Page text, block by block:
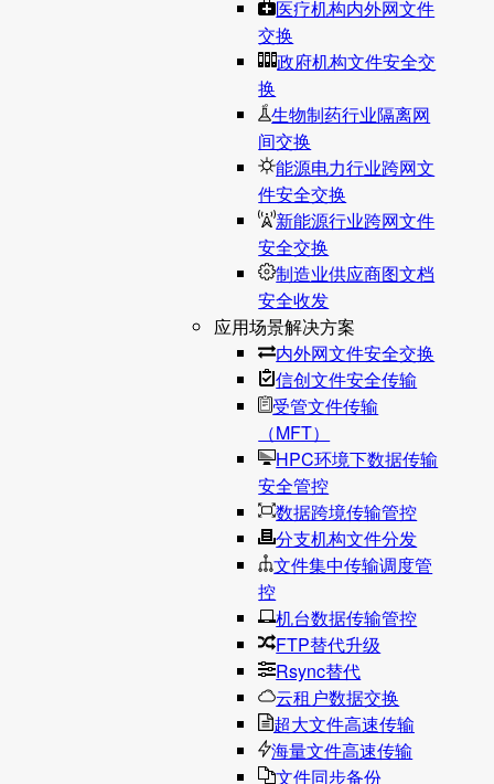
医疗机构内外网文件
交换
政府机构文件安全交
换
生物制药行业隔离网
间交换
能源电力行业跨网文
件安全交换
新能源行业跨网文件
安全交换
制造业供应商图文档
安全收发
应用场景解决方案
内外网文件安全交换
信创文件安全传输
受管文件传输
（MFT）
HPC环境下数据传输
安全管控
数据跨境传输管控
分支机构文件分发
文件集中传输调度管
控
机台数据传输管控
FTP替代升级
Rsync替代
云租户数据交换
超大文件高速传输
海量文件高速传输
文件同步备份